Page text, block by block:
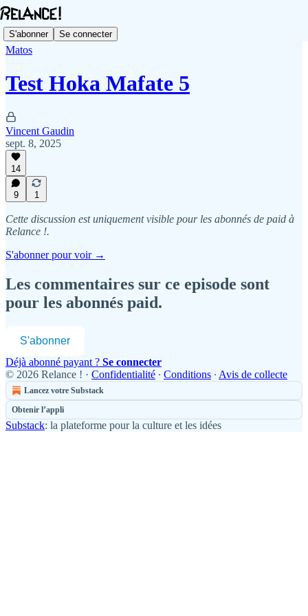
S'abonner Se connecter
Matos
Test Hoka Mafate 5
Vincent Gaudin
sept. 8, 2025
14
9 1
Cette discussion est uniquement visible pour les abonnés de paid à
Relance !.
S'abonner pour voir →
Les commentaires sur ce episode sont
pour les abonnés paid.
S'abonner
Déjà abonné payant ? Se connecter
© 2026 Relance ! · Confidentialité ∙ Conditions ∙ Avis de collecte
Lancez votre Substack
Obtenir l’appli
Substack: la plateforme pour la culture et les idées